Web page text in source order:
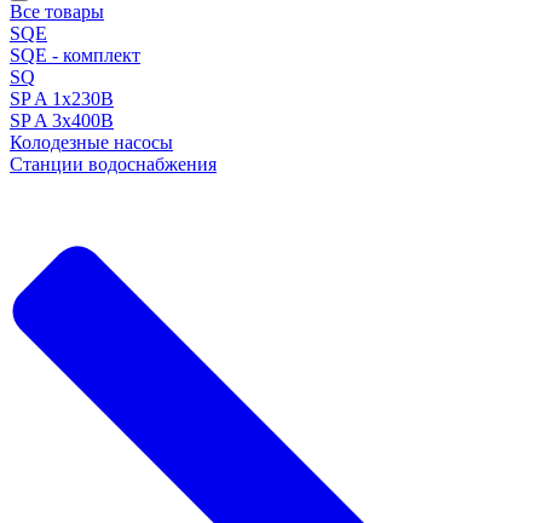
Все товары
SQE
SQE - комплект
SQ
SP A 1x230В
SP A 3x400В
Колодезные насосы
Станции водоснабжения